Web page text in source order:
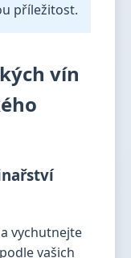
příležitost.
vín
a vychutnejte
vašich